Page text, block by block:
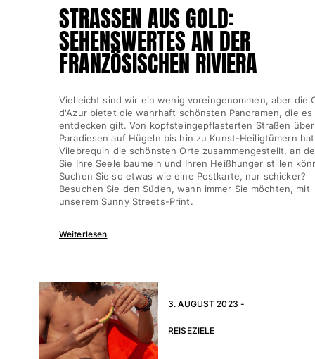
Alle Schlüsselanhänger anzeigen
Schmuck und Uhren
Kollaborationen
GESCHENK
Inspirationen
DIE VILEBREQUIN-STRÄNDE
Magazin
Retourenportal
Rückgaberecht
Lieferung
Häufig gestellte fragen
STRASSEN AUS GOLD:
SEHENSWERTES AN DER
FRANZÖSISCHEN RIVIERA
Vielleicht sind wir ein wenig voreingenommen, aber die
d'Azur bietet die wahrhaft schönsten Panoramen, die es
entdecken gilt. Von kopfsteingepflasterten Straßen über
Paradiesen auf Hügeln bis hin zu Kunst-Heiligtümern hat
Vilebrequin die schönsten Orte zusammengestellt, an
Sie Ihre Seele baumeln und Ihren Heißhunger stillen
Suchen Sie so etwas wie eine Postkarte, nur schicker?
Besuchen Sie den Süden, wann immer Sie möchten, mit
unserem Sunny Streets-Print.
Weiterlesen
3. AUGUST 2023 -
REISEZIELE